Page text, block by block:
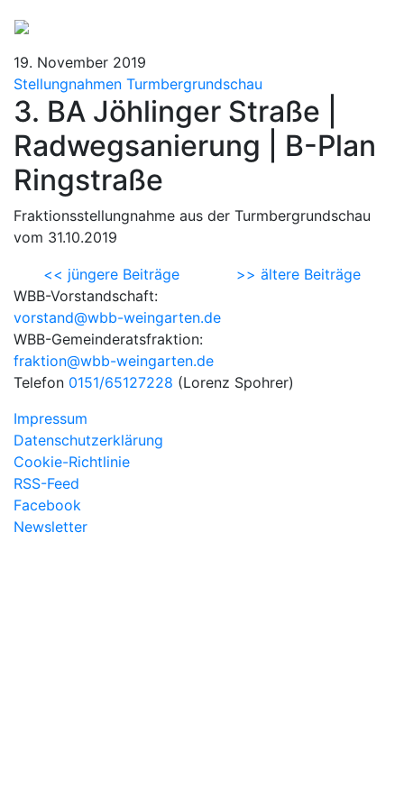
19. November 2019
Stellungnahmen Turmbergrundschau
3. BA Jöhlinger Straße |
Radwegsanierung | B-Plan
Ringstraße
Fraktionsstellungnahme aus der Turmbergrundschau
vom 31.10.2019
<< jüngere Beiträge
>> ältere Beiträge
WBB-Vorstandschaft:
vorstand@wbb-weingarten.de
WBB-Gemeinderatsfraktion:
fraktion@wbb-weingarten.de
Telefon 0151/65127228 (Lorenz Spohrer)
Impressum
Datenschutzerklärung
Cookie-Richtlinie
RSS-Feed
Facebook
Newsletter